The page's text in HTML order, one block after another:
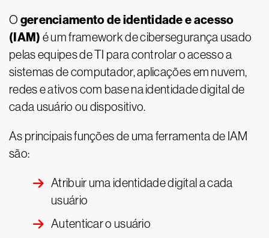
O gerenciamento de identidade e acesso
(IAM) é um framework de cibersegurança usado
pelas equipes de TI para controlar o acesso a
sistemas de computador, aplicações em nuvem,
redes e ativos com base na identidade digital de
cada usuário ou dispositivo.
As principais funções de uma ferramenta de IAM
são:
Atribuir uma identidade digital a cada
usuário
Autenticar o usuário